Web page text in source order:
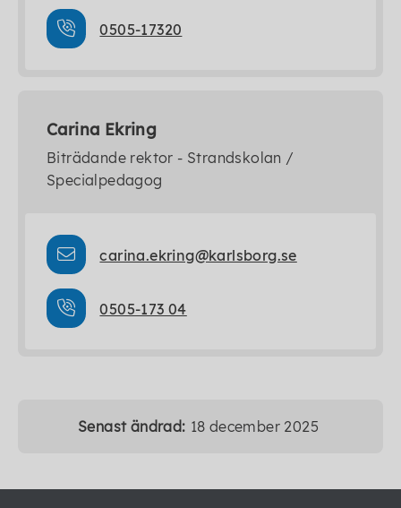
0505-17320
Carina Ekring
Biträdande rektor - Strandskolan /
Specialpedagog
carina.ekring@karlsborg.se
0505-173 04
Senast ändrad: 18 december 2025